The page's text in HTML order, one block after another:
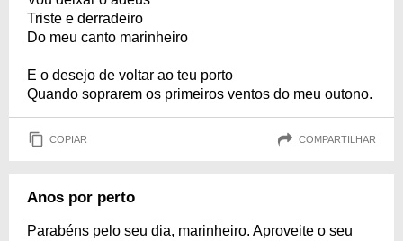
Triste e derradeiro
Do meu canto marinheiro
E o desejo de voltar ao teu porto
Quando soprarem os primeiros ventos do meu outono.
COPIAR COMPARTILHAR
Anos por perto
Parabéns pelo seu dia, marinheiro. Aproveite o seu